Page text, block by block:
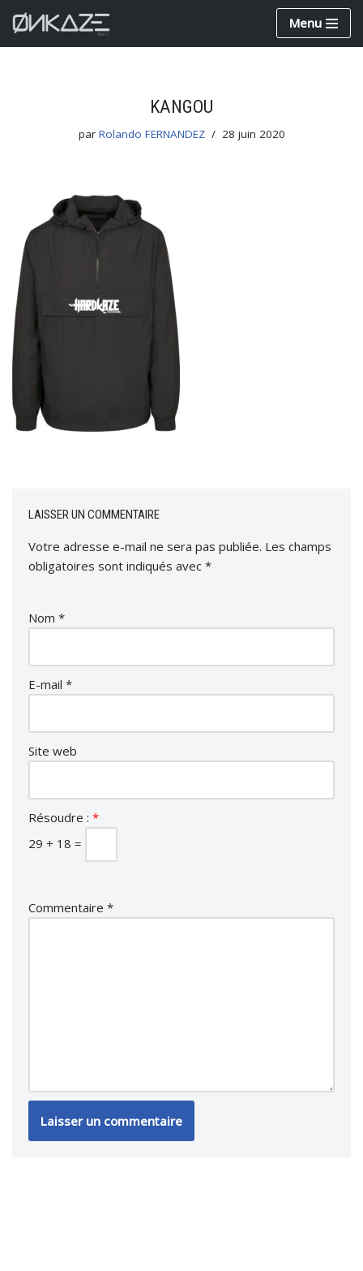
Aller
Menu
KANGOU
par Rolando FERNANDEZ 28 juin 2020
LAISSER UN COMMENTAIRE
Votre adresse e-mail ne sera pas publiée. Les champs
obligatoires sont indiqués avec *
Nom *
E-mail *
Site web
Résoudre : *
29 + 18 =
Commentaire *